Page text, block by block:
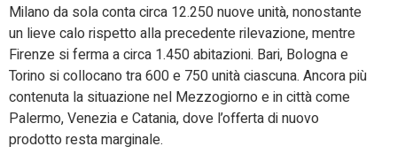
Milano da sola conta circa 12.250 nuove unità, nonostante
un lieve calo rispetto alla precedente rilevazione, mentre
Firenze si ferma a circa 1.450 abitazioni. Bari, Bologna e
Torino si collocano tra 600 e 750 unità ciascuna. Ancora più
contenuta la situazione nel Mezzogiorno e in città come
Palermo, Venezia e Catania, dove l’offerta di nuovo
prodotto resta marginale.